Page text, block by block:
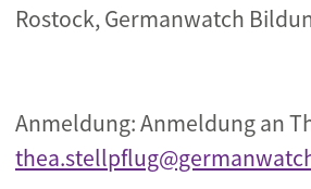
Rostock, Germanwatch
Anmeldung: Anmeldung an